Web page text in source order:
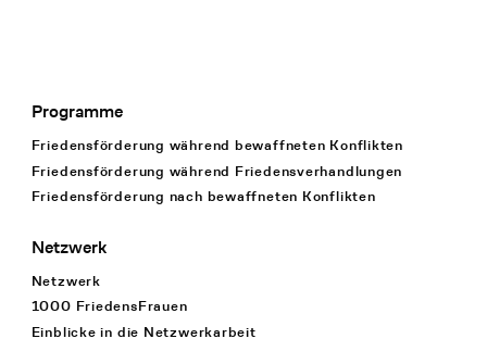
Footer Navigation
Programme
Friedensförderung während bewaffneten Konflikten
Friedensförderung während Friedens­verhandlungen
Friedensförderung nach bewaffneten Konflikten
Netzwerk
Netzwerk
1000 FriedensFrauen
Einblicke in die Netzwerkarbeit